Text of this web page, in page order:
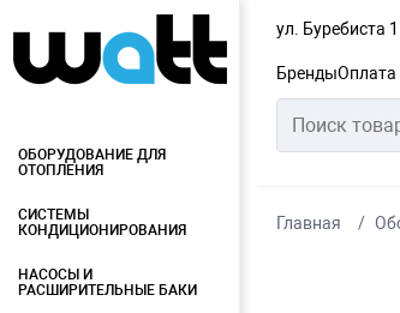
ул. Буребиста
БрендыОплата
ОБОРУДОВАНИЕ ДЛЯ
ОТОПЛЕНИЯ
СИСТЕМЫ
КОНДИЦИОНИРОВАНИЯ
НАСОСЫ И
РАСШИРИТЕЛЬНЫЕ БАКИ
Главная